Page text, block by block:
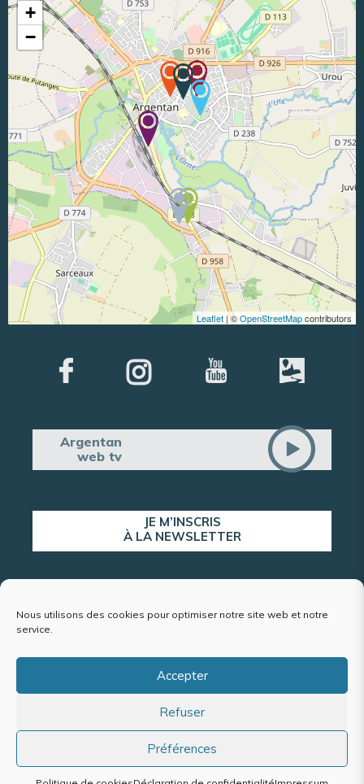
Nous utilisons des cookies pour optimiser notre site web et notre
service.
Accepter
Refuser
Préférences
+
−
Leaflet | ©OpenStreetMapcontributors
Argentan
web tv
JE M’INSCRIS
À LA NEWSLETTER
ALERTE POPULATION
Mentions légales et politique de confidentialité
Accessibilité : conformité partielle
Politique de cookies (UE)